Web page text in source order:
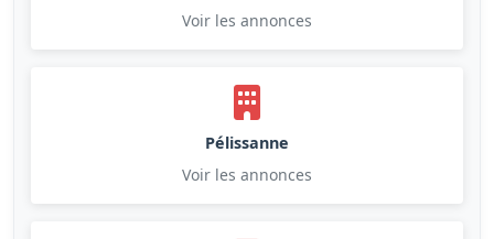
Voir les annonces
Pélissanne
Voir les annonces